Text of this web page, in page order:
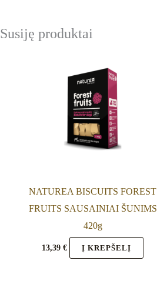
Susiję produktai
NATUREA BISCUITS FOREST
FRUITS SAUSAINIAI ŠUNIMS
420g
13,39€ Į KREPŠELĮ